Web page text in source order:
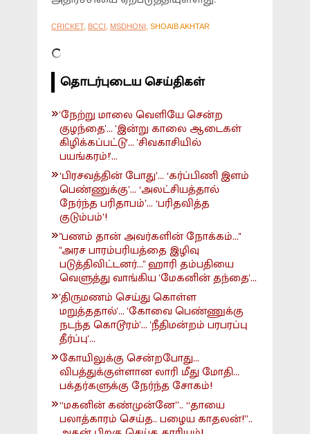
CRICKET, BCCI , MSDHONI , SHOAIB AKHTAR
தொடர்புடைய செய்திகள்
'நேற்று மாலை வெளியே சென்ற
குழந்தை'... 'இன்று காலை ஆடைகள்
கிழிக்கப்பட்டு'... 'சிவகாசியில்
பயங்கரம்!'...
‘பிரசவத்தின் போது’... ‘கர்ப்பிணி இளம்
பெண்ணுக்கு’... ‘அலட்சியத்தால்
நேர்ந்த பரிதாபம்’... ‘பரிதவித்த
குடும்பம்’!
"பணம் தான் அவர்களின் நோக்கம்..."
"அரச பாரம்பரியத்தை இழிவு
படுத்திவிட்டனர்..." ஹாரி தம்பதியை
வெளுத்து வாங்கிய 'மேகனின் தந்தை'...
'திருமணம் செய்து கொள்ள
மறுத்ததால்'... 'கோவை பெண்ணுக்கு
நடந்த கொடூரம்'... 'நீதிமன்றம் பரபரப்பு
தீர்ப்பு'...
கோயிலுக்கு சென்றபோது...
விபத்துக்குள்ளான லாரி மீது மோதி...
பக்தர்களுக்கு நேர்ந்த சோகம்!
“மகனின் கண்முன்னே”.. “தாயை
பலாத்காரம் செய்த.. பழைய காதலன்!”..